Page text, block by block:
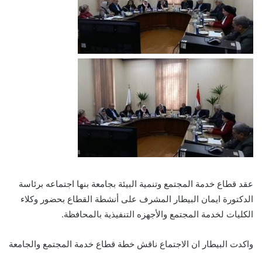
عقد قطاع خدمة المجتمع وتنمية البيئة بجامعة بنها اجتماعه برئاسة
الدكتورة ايمان البيطار المشرف على أنشطة القطاع بحضور وكلاء
الكليات لخدمة المجتمع والأجهزه التنفيذية بالمحافظة.
واكدت البيطار ان الاجتماع ناقش خطة قطاع خدمة المجتمع والجامعة